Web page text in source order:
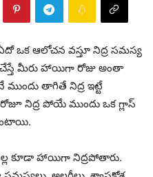
ఒక ఆలోచన వస్తూ నిద్ర సమస్య
మీరు హాయిగా రోజు అంతా
ముందు తాగితే నిద్ర ఇట్టే
నిద్ర పోయే ముందు ఒక గ్లాస్
కూడా హాయిగా నిద్రపోతారు.